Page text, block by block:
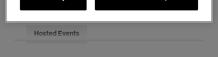
Onderwijs Rondleidingen
Hosted Events